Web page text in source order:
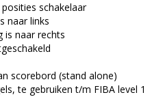
schakelaar
naar links
is naar rechts
scorebord (stand alone)
te gebruiken t/m FIBA level 1